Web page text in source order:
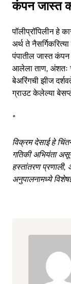
कंपन जास्त
पॉलीप्रॉपिलीन हे
अर्थ ते
पंपातील जास्त कंपन
आलेला ताण, अंशतः
बेअरिंगची झीज
ग्राउट केलेल्या
*
विक्रम देसाई हे
गतिकी अभियंता
हस्तांतरण प्रणाली,
अनुपालनामध्ये